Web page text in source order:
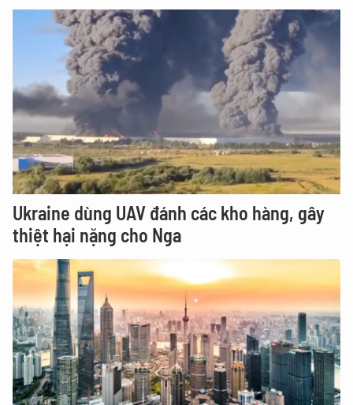
Ukraine dùng UAV đánh các kho hàng, gây
thiệt hại nặng cho Nga